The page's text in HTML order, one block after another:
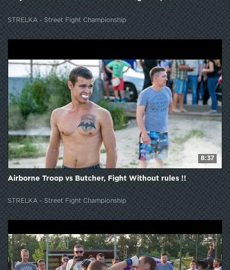
STRELKA - Street Fight Championship
8:37
Airborne Troop vs Butcher, Fight Without rules !!
STRELKA - Street Fight Championship